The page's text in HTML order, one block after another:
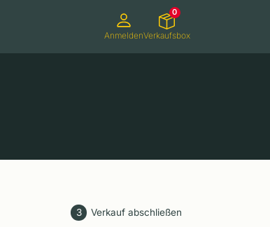
AnmeldenVerkaufsbox
0
3 Verkauf abschließen